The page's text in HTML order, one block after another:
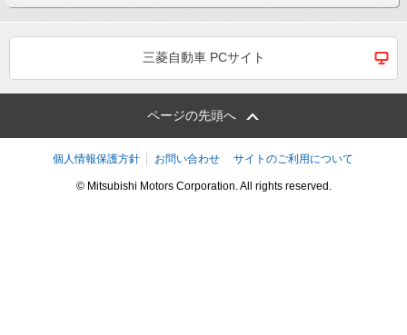
三菱自動車 PCサイト
ページの先頭へ
個人情報保護方針 お問い合わせ サイトのご利用について
© Mitsubishi Motors Corporation. All rights reserved.